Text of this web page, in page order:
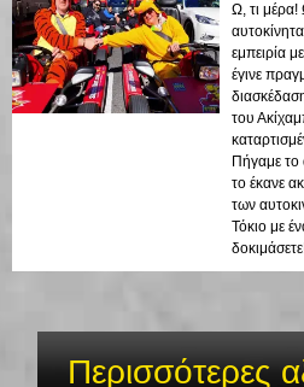
Ω, τι
εμπειρία
έγινε
του
Πήγαμε το
το έκανε
των
Τόκιο με
Περισσότερες